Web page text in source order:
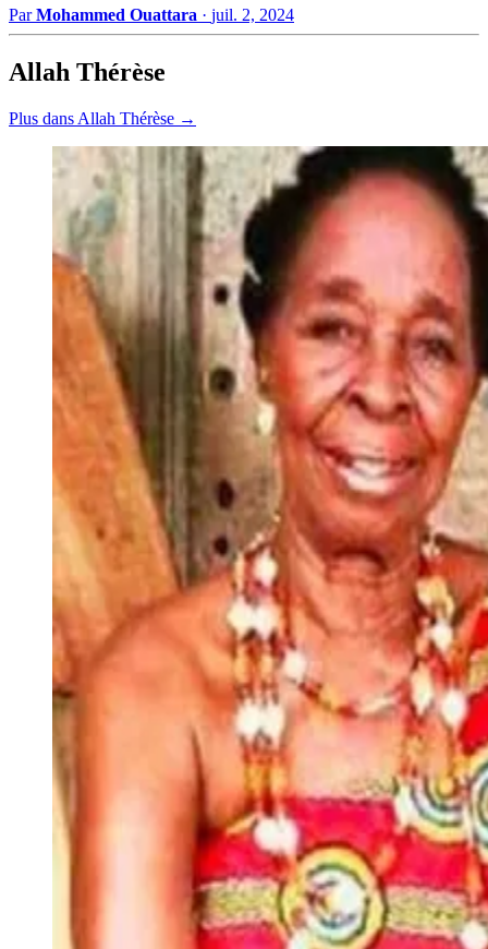
ParMohammed Ouattara · juil. 2, 2024
Allah Thérèse
Plus dans Allah Thérèse →